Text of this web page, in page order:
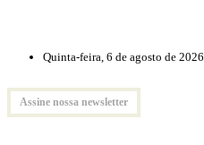
Quinta-feira, 6 de agosto de 2026
Assine nossa newsletter